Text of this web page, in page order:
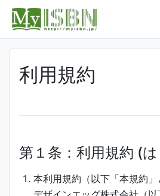
利用規約
第１条：利用規約 (
本利用規約（以下「本規約」